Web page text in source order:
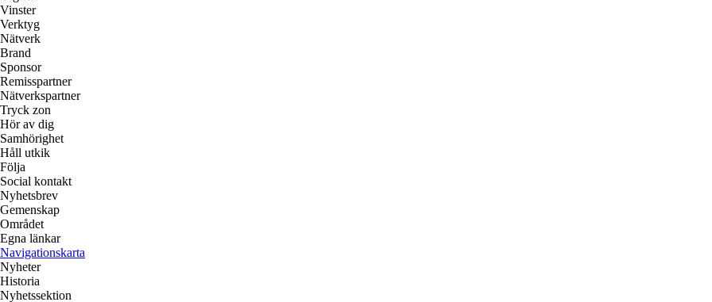
Vinster
Verktyg
Nätverk
Brand
Sponsor
Remisspartner
Nätverkspartner
Tryck zon
Hör av dig
Samhörighet
Håll utkik
Följa
Social kontakt
Nyhetsbrev
Gemenskap
Området
Egna länkar
Navigationskarta
Nyheter
Historia
Nyhetssektion